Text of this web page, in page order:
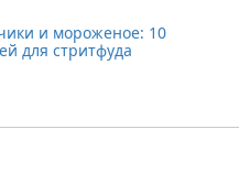
и мороженое: 10
для стритфуда